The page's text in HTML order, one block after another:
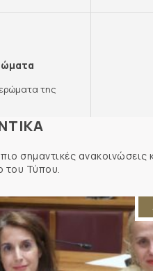
της
πιο σημαντικές ανακοινώσεις
του Τύπου.